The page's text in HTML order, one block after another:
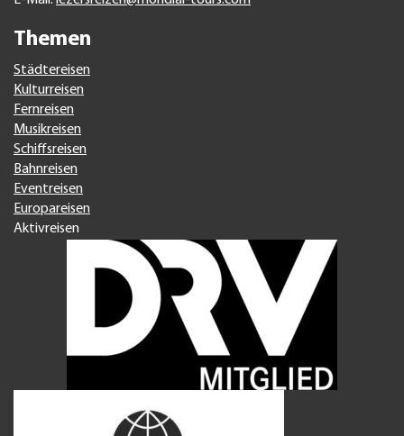
Themen
Städtereisen
Kulturreisen
Fernreisen
Musikreisen
Schiffsreisen
Bahnreisen
Eventreisen
Europareisen
Aktivreisen